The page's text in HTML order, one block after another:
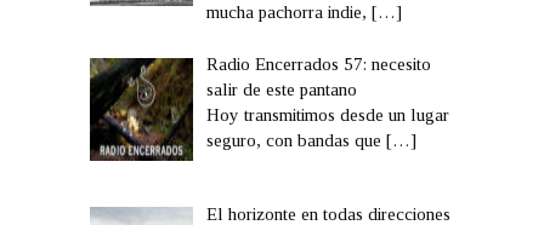
mucha pachorra indie,[…]
Radio Encerrados 57: necesito
salir de este pantano
Hoy transmitimos desde un lugar
seguro, con bandas que[…]
El horizonte en todas direcciones